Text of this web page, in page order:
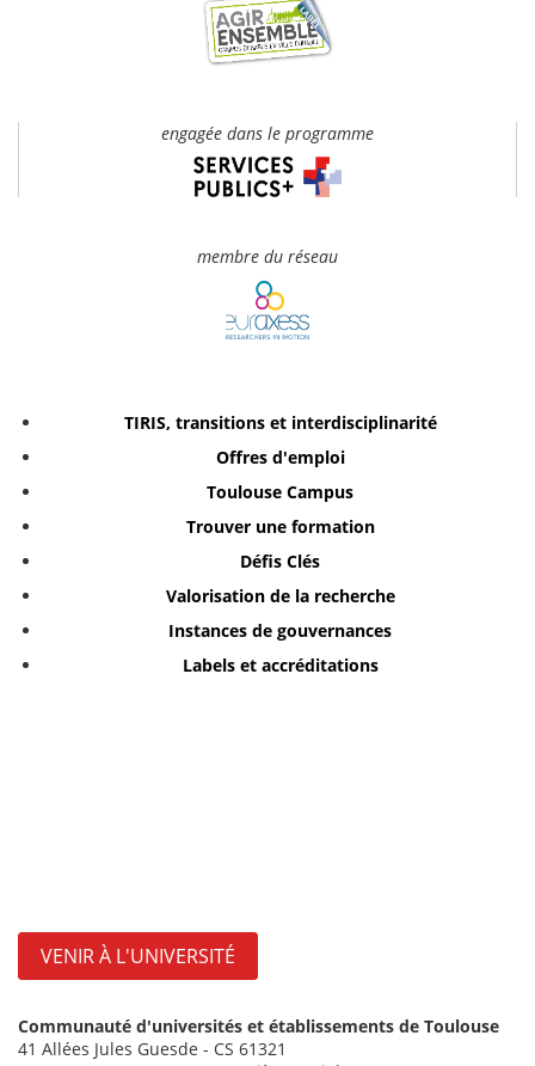
engagée dans le programme
membre du réseau
TIRIS, transitions et interdisciplinarité
Offres d'emploi
Toulouse Campus
Trouver une formation
Défis Clés
Valorisation de la recherche
Instances de gouvernances
Labels et accréditations
VENIR À L'UNIVERSITÉ
Communauté d'universités et établissements de Toulouse
41 Allées Jules Guesde - CS 61321